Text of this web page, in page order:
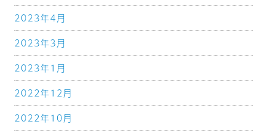
2023年4月
2023年3月
2023年1月
2022年12月
2022年10月